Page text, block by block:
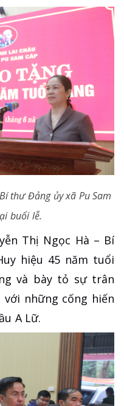
thư Đảng ủy xã Pu Sam
buổi lễ.
Thị Ngọc Hà – Bí
hiệu 45 năm tuổi
và bày tỏ sự trân
những cống hiến
A Lữ.